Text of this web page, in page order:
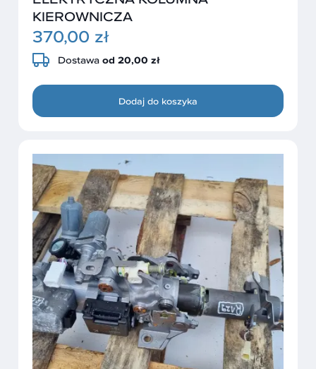
KIEROWNICZA
370,00 zł
Dostawa od 20,00 zł
Dodaj do koszyka